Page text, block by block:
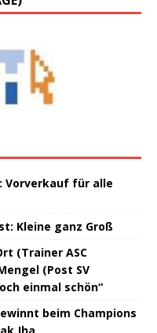
Vorverkauf für alle
Kleine ganz Groß
(Trainer ASC
(Post SV
einmal schön“
beim Champions